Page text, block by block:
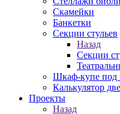
Скамейки
Банкетки
Секции стульев
Назад
Секции
Шкаф-купе под
Калькулятор
Проекты
Назад